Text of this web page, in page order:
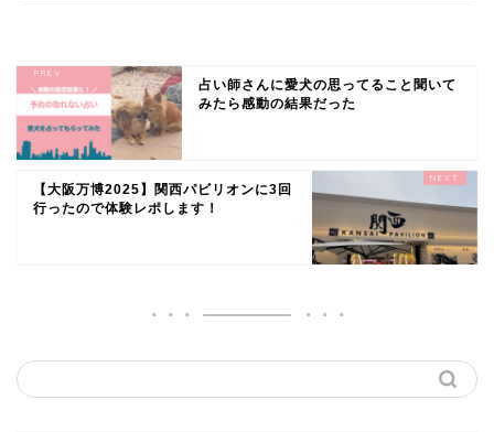
占い師さんに愛犬の思ってること聞いて
みたら感動の結果だった
【大阪万博2025】関西パビリオンに3回
行ったので体験レポします！